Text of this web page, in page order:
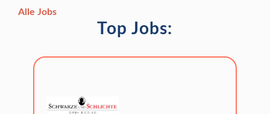
Alle Jobs
Top Jobs: